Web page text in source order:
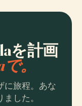
を計画
。
に旅程。あな
した。